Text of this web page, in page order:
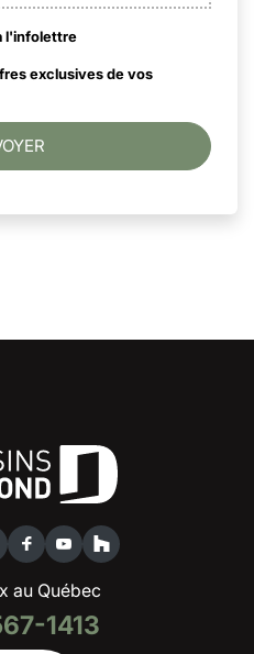
l'infolettre
exclusives de vos
au Québec
1413